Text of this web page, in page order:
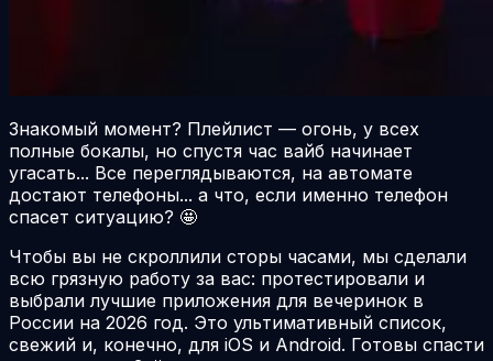
Знакомый момент? Плейлист — огонь, у всех
полные бокалы, но спустя час вайб начинает
угасать... Все переглядываются, на автомате
достают телефоны... а что, если именно телефон
спасет ситуацию? 🤩
Чтобы вы не скроллили сторы часами, мы сделали
всю грязную работу за вас: протестировали и
выбрали лучшие приложения для вечеринок в
России на 2026 год. Это ультимативный список,
свежий и, конечно, для iOS и Android. Готовы спасти